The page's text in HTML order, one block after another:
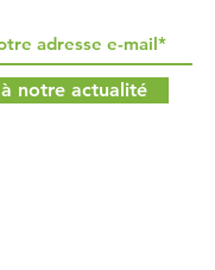
notre actualité